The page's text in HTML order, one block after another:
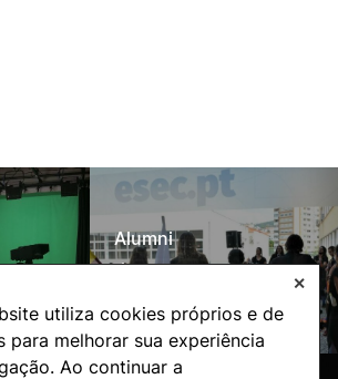
utiliza cookies próprios e de
para melhorar sua experiência
Ao continuar a
✕
Alumni